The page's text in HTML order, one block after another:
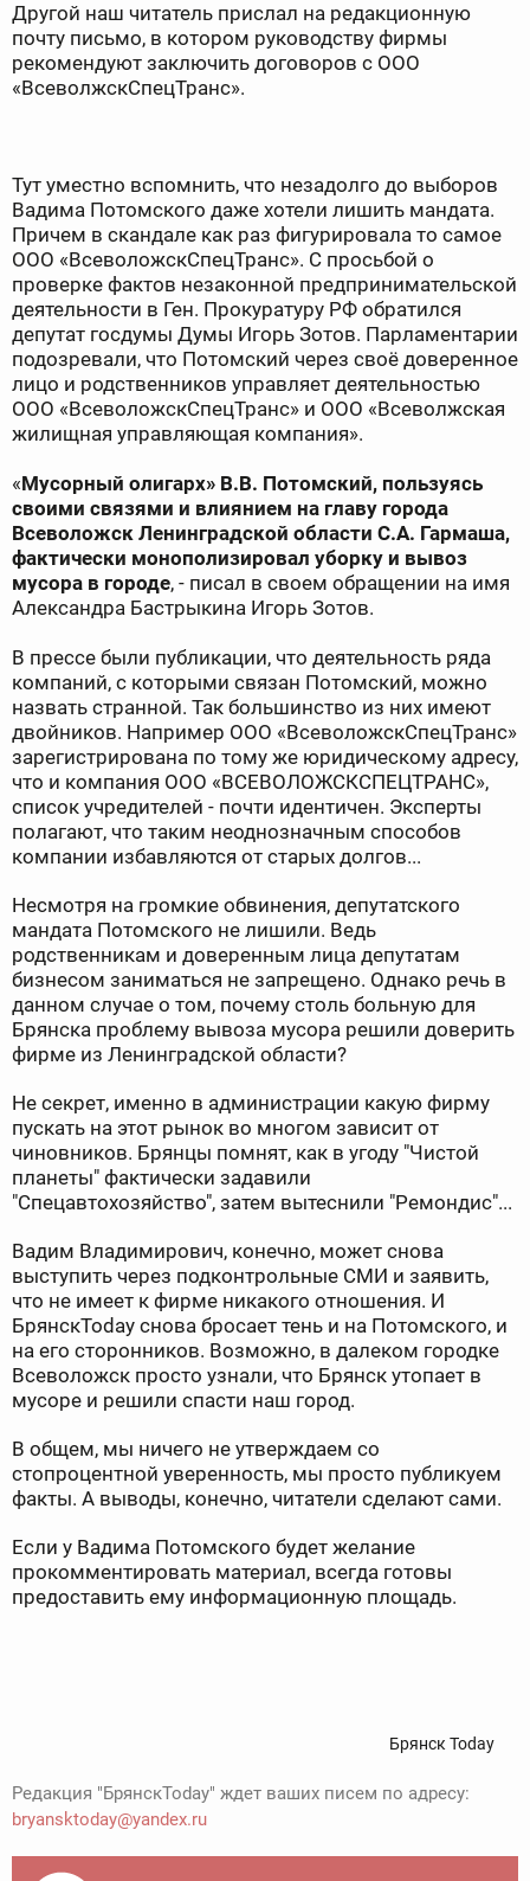
Другой наш читатель прислал на редакционную
почту письмо, в котором руководству фирмы
рекомендуют заключить договоров с ООО
«ВсеволжскСпецТранс».
Тут уместно вспомнить, что незадолго до выборов
Вадима Потомского даже хотели лишить мандата.
Причем в скандале как раз фигурировала то самое
ООО «ВсеволожскСпецТранс». С просьбой о
проверке фактов незаконной предпринимательской
деятельности в Ген. Прокуратуру РФ обратился
депутат госдумы Думы Игорь Зотов. Парламентарии
подозревали, что Потомский через своё доверенное
лицо и родственников управляет деятельностью
ООО «ВсеволожскСпецТранс» и ООО «Всеволжская
жилищная управляющая компания».
«Мусорный олигарх» В.В. Потомский, пользуясь
своими связями и влиянием на главу города
Всеволожск Ленинградской области С.А. Гармаша,
фактически монополизировал уборку и вывоз
мусора в городе, - писал в своем обращении на имя
Александра Бастрыкина Игорь Зотов.
В прессе были публикации, что деятельность ряда
компаний, с которыми связан Потомский, можно
назвать странной. Так большинство из них имеют
двойников. Например ООО «ВсеволожскСпецТранс»
зарегистрирована по тому же юридическому адресу,
что и компания ООО «ВСЕВОЛОЖСКСПЕЦТРАНС»,
список учредителей - почти идентичен. Эксперты
полагают, что таким неоднозначным способов
компании избавляются от старых долгов...
Несмотря на громкие обвинения, депутатского
мандата Потомского не лишили. Ведь
родственникам и доверенным лица депутатам
бизнесом заниматься не запрещено. Однако речь в
данном случае о том, почему столь больную для
Брянска проблему вывоза мусора решили доверить
фирме из Ленинградской области?
Не секрет, именно в администрации какую фирму
пускать на этот рынок во многом зависит от
чиновников. Брянцы помнят, как в угоду "Чистой
планеты" фактически задавили
"Спецавтохозяйство", затем вытеснили "Ремондис"...
Вадим Владимирович, конечно, может снова
выступить через подконтрольные СМИ и заявить,
что не имеет к фирме никакого отношения. И
БрянскToday снова бросает тень и на Потомского, и
на его сторонников. Возможно, в далеком городке
Всеволожск просто узнали, что Брянск утопает в
мусоре и решили спасти наш город.
В общем, мы ничего не утверждаем со
стопроцентной уверенность, мы просто публикуем
факты. А выводы, конечно, читатели сделают сами.
Если у Вадима Потомского будет желание
прокомментировать материал, всегда готовы
предоставить ему информационную площадь.
Брянск Today
Редакция "БрянскToday" ждет ваших писем по адресу:
bryansktoday@yandex.ru